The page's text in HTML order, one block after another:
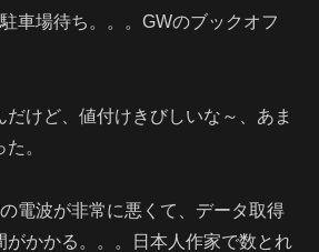
車場待ち。。。GWのブックオフ
だけど、値付けきびしいな～、あま
。
電波が非常に悪くて、データ取得
がかかる。。。日本人作家で数とれ